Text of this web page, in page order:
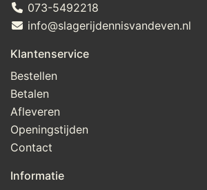
073-5492218
info@slagerijdennisvandeven.nl
Klantenservice
Bestellen
Betalen
Afleveren
Openingstijden
Contact
Informatie